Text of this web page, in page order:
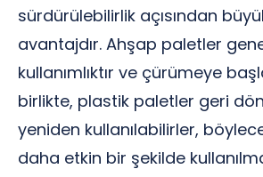
sürdürülebilirlik açısından
avantajdır. Ahşap paletler
kullanımlıktır ve çürümeye
birlikte, plastik paletler geri
yeniden kullanılabilirler,
daha etkin bir şekilde